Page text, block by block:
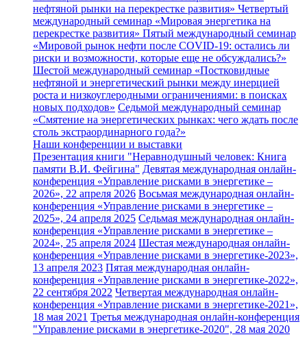
нефтяной рынки на перекрестке развития» Четвертый
международный семинар «Мировая энергетика на
перекрестке развития» Пятый международный семинар
«Мировой рынок нефти после COVID-19: остались ли
риски и возможности, которые еще не обсуждались?»
Шестой международный семинар «Постковидные
нефтяной и энергетический рынки между инерцией
роста и низкоуглеродными ограничениями: в поисках
новых подходов» Седьмой международный семинар
«Смятение на энергетических рынках: чего ждать после
столь экстраординарного года?»
Наши конференции и выставки
Презентация книги "Неравнодушный человек: Книга
памяти В.И. Фейгина" Девятая международная онлайн-
конференция «Управление рисками в энергетике –
2026», 22 апреля 2026 Восьмая международная онлайн-
конференция «Управление рисками в энергетике –
2025», 24 апреля 2025 Седьмая международная онлайн-
конференция «Управление рисками в энергетике –
2024», 25 апреля 2024 Шестая международная онлайн-
конференция «Управление рисками в энергетике-2023»,
13 апреля 2023 Пятая международная онлайн-
конференция «Управление рисками в энергетике-2022»,
22 сентября 2022 Четвертая международная онлайн-
конференция «Управление рисками в энергетике-2021»,
18 мая 2021 Третья международная онлайн-конференция
"Управление рисками в энергетике-2020", 28 мая 2020